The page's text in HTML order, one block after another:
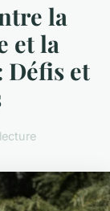
la
et la
Défis et